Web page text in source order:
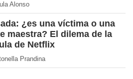
Alonso
¿es una víctima o una
maestra? El dilema de la
de Netflix
Prandina